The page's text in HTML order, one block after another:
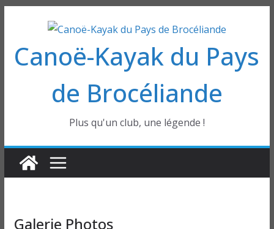
contenu
Canoë-Kayak du Pays
de Brocéliande
Plus qu'un club, une légende !
Galerie Photos